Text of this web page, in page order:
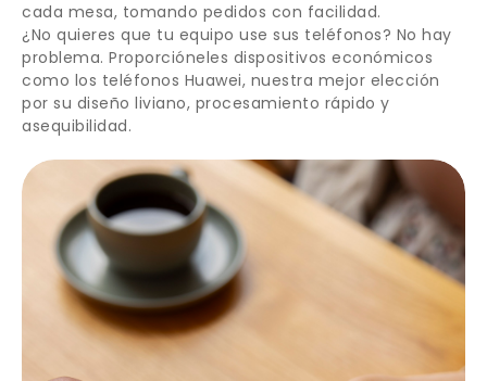
cada mesa, tomando pedidos con facilidad.
¿No quieres que tu equipo use sus teléfonos? No hay
problema. Proporcióneles dispositivos económicos
como los teléfonos Huawei, nuestra mejor elección
por su diseño liviano, procesamiento rápido y
asequibilidad.